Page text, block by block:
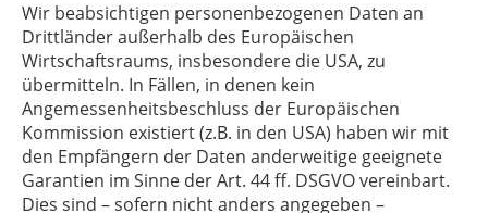
Wir beabsichtigen personenbezogenen Daten an
Drittländer außerhalb des Europäischen
Wirtschaftsraums, insbesondere die USA, zu
übermitteln. In Fällen, in denen kein
Angemessenheitsbeschluss der Europäischen
Kommission existiert (z.B. in den USA) haben wir mit
den Empfängern der Daten anderweitige geeignete
Garantien im Sinne der Art. 44 ff. DSGVO vereinbart.
Dies sind – sofern nicht anders angegeben –